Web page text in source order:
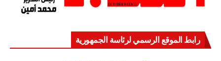
رابط الموقع الرسمي لرئاسة الجمهورية